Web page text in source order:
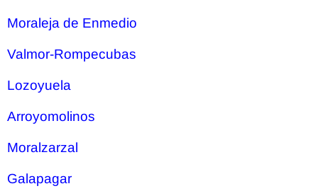
Moraleja de Enmedio
Valmor-Rompecubas
Lozoyuela
Arroyomolinos
Moralzarzal
Galapagar